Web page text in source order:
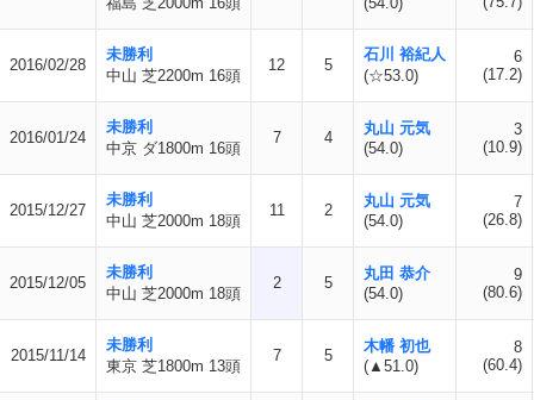
2016/02/28
未勝利
中山 芝2200m 16頭
12 5
石川 裕紀人
(☆53.0)
6
(17.2)
2016/01/24
未勝利
中京 ダ1800m 16頭
7 4
丸山 元気
(54.0)
3
(10.9)
2015/12/27
未勝利
中山 芝2000m 18頭
11 2
丸山 元気
(54.0)
7
(26.8)
2015/12/05
未勝利
中山 芝2000m 18頭
2 5
丸田 恭介
(54.0)
9
(80.6)
2015/11/14
未勝利
東京 芝1800m 13頭
7 5
木幡 初也
(▲51.0)
8
(60.4)